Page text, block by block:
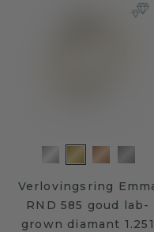
Verlovingsring
RND 585 goud lab-
grown diamant 1.251